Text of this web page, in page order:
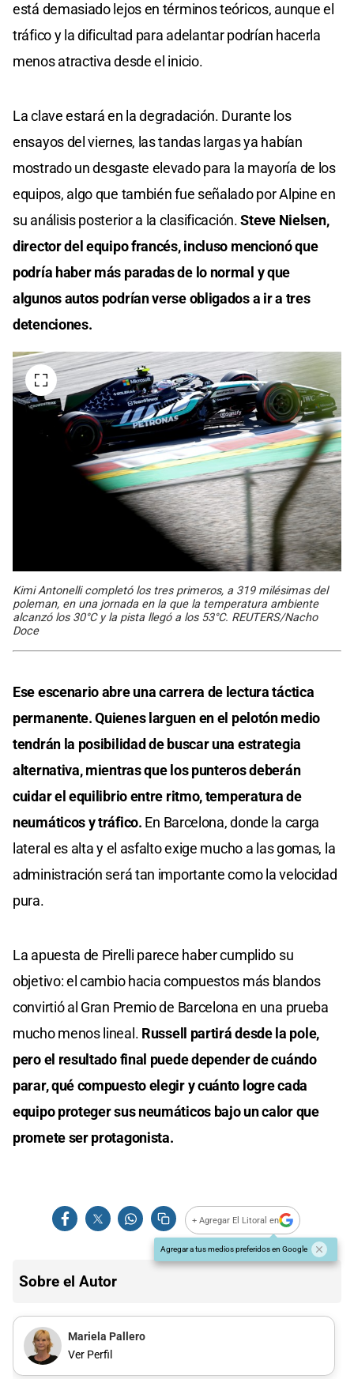
está demasiado lejos en términos teóricos, aunque el
tráfico y la dificultad para adelantar podrían hacerla
menos atractiva desde el inicio.
La clave estará en la degradación. Durante los
ensayos del viernes, las tandas largas ya habían
mostrado un desgaste elevado para la mayoría de los
equipos, algo que también fue señalado por Alpine en
su análisis posterior a la clasificación.Steve Nielsen,
director del equipo francés, incluso mencionó que
podría haber más paradas de lo normal y que
algunos autos podrían verse obligados a ir a tres
detenciones.
Kimi Antonelli completó los tres primeros, a 319 milésimas del
poleman, en una jornada en la que la temperatura ambiente
alcanzó los 30°C y la pista llegó a los 53°C. REUTERS/Nacho
Doce
Ese escenario abre una carrera de lectura táctica
permanente. Quienes larguen en el pelotón medio
tendrán la posibilidad de buscar una estrategia
alternativa, mientras que los punteros deberán
cuidar el equilibrio entre ritmo, temperatura de
neumáticos y tráfico. En Barcelona, donde la carga
lateral es alta y el asfalto exige mucho a las gomas, la
administración será tan importante como la velocidad
pura.
La apuesta de Pirelli parece haber cumplido su
objetivo: el cambio hacia compuestos más blandos
convirtió al Gran Premio de Barcelona en una prueba
mucho menos lineal. Russell partirá desde la pole,
pero el resultado final puede depender de cuándo
parar, qué compuesto elegir y cuánto logre cada
equipo proteger sus neumáticos bajo un calor que
promete ser protagonista.
+ Agregar El Litoral en
Agregar a tus medios preferidos en Google
Sobre el Autor
Mariela Pallero
Ver Perfil